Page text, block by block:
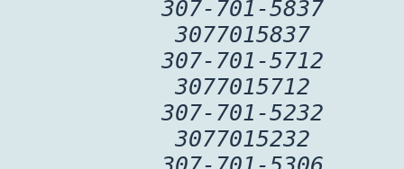
307-701-5837
3077015837
307-701-5712
3077015712
307-701-5232
3077015232